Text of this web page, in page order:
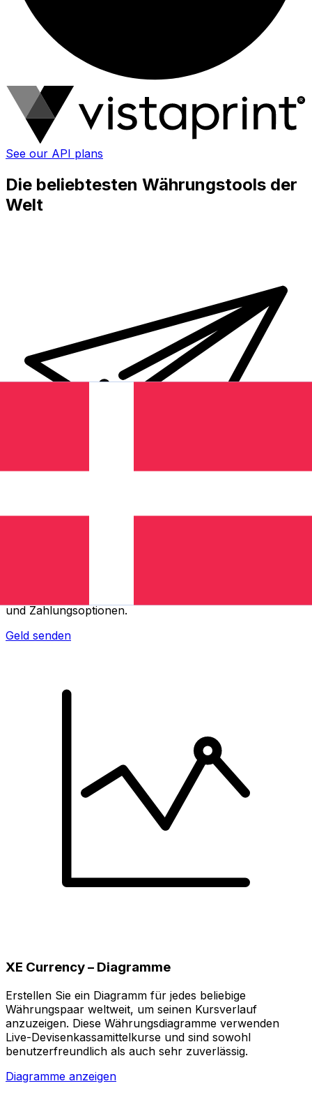
See our API plans
Die beliebtesten Währungstools der
Welt
und Zahlungsoptionen.
Geld senden
XE Currency – Diagramme
Erstellen Sie ein Diagramm für jedes beliebige
Währungspaar weltweit, um seinen Kursverlauf
anzuzeigen. Diese Währungsdiagramme verwenden
Live-Devisenkassamittelkurse und sind sowohl
benutzerfreundlich als auch sehr zuverlässig.
Diagramme anzeigen